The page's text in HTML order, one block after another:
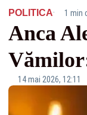
POLITICA· 1 min
Anca
14 mai 2026, 12:11